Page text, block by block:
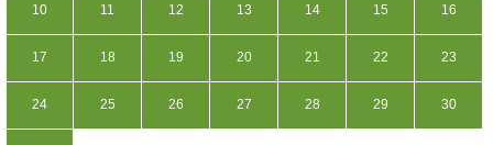
10 11 12 13 14 15 16
17 18 19 20 21 22 23
24 25 26 27 28 29 30